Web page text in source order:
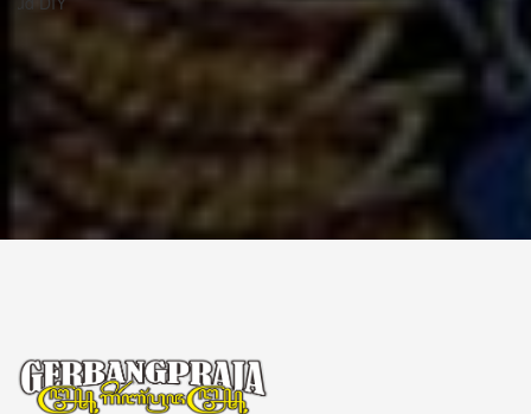
ꦏꦩ꧀ꦥꦸꦁꦄꦏ꧀ꦱꦫꦥꦕꦶꦧꦶꦠ
ꦧꦶꦤ꧀ꦠꦫꦤ꧀ꦮꦺꦠꦤ꧀ꦱꦿꦶꦩꦸꦭ꧀ꦚꦥꦶꦪꦸꦁ
ꦔꦤ꧀ꦧꦤ꧀ꦠꦸꦭ꧀ꦪꦺꦴꦒ꧀ꦚꦏꦂꦠ
Bintaran Wetan 06 Kalurahan Srimulyo, Kapanewon Piyungan, Kab. Bantul,
Daerah Istimewa Yogyakarta 55792
GERBANG PRAJA